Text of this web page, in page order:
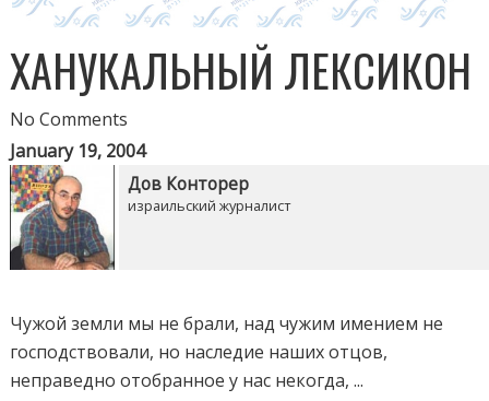
ХАНУКАЛЬНЫЙ ЛЕКСИКОН
No Comments
January 19, 2004
Дов Конторер
израильский журналист
Чужой земли мы не брали, над чужим имением не
господствовали, но наследие наших отцов,
неправедно отобранное у нас некогда, ...